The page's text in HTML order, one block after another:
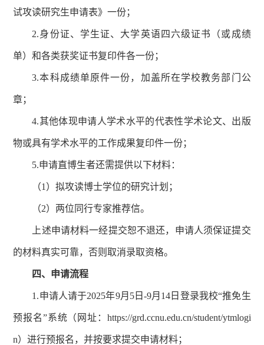
试攻读研究生申请表》一份；
2.身份证、学生证、大学英语四六级证书（或成绩
单）和各类获奖证书复印件各一份；
3.本科成绩单原件一份，加盖所在学校教务部门公
章；
4.其他体现申请人学术水平的代表性学术论文、出版
物或具有学术水平的工作成果复印件一份；
5.申请直博生者还需提供以下材料：
（1）拟攻读博士学位的研究计划；
（2）两位同行专家推荐信。
上述申请材料一经提交恕不退还，申请人须保证提交
的材料真实可靠，否则取消录取资格。
四、申请流程
1.申请人请于2025年9月5日-9月14日登录我校“推免生
预报名”系统（网址：https://grd.ccnu.edu.cn/student/ytmlogi
n）进行预报名，并按要求提交申请材料；